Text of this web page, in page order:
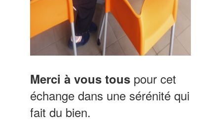
Merci à vous tous pour cet
échange dans une sérénité qui
fait du bien.